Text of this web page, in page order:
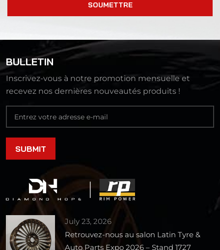
SOUMETTRE
BULLETIN
Inscrivez-vous à notre promotion mensuelle et
recevez nos dernières nouveautés produits !
July 23, 2026
Retrouvez-nous au salon Latin Tyre &
Auto Parts Expo 2026 – Stand 1727